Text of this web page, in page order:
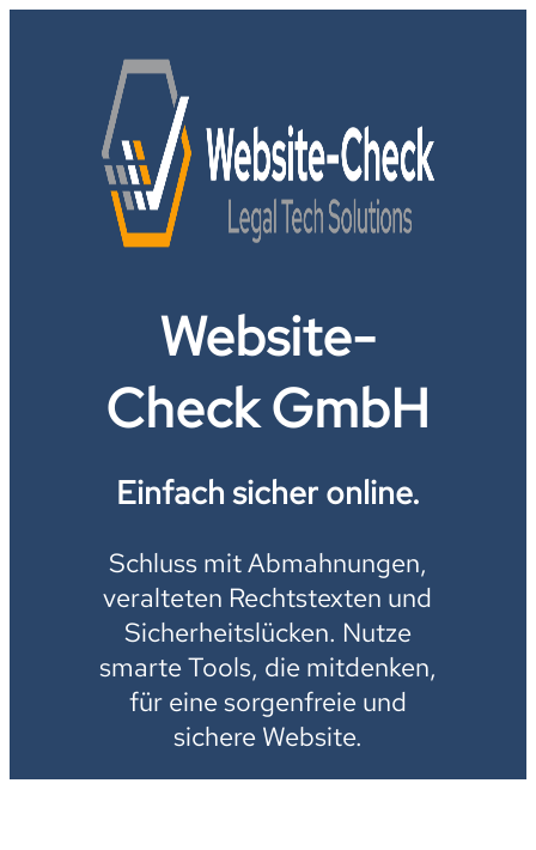
Website-
Check GmbH
Einfach sicher online.
Schluss mit Abmahnungen,
veralteten Rechtstexten und
Sicherheitslücken. Nutze
smarte Tools, die mitdenken,
für eine sorgenfreie und
sichere Website.